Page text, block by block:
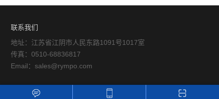
联系我们
地址：江苏省江阴市人民东路1091号1017室
传真：0510-68836817
Email：sales@rympo.com
24小时在线客服，为您服务！